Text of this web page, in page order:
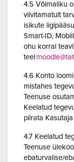
4.5 Võimaliku
viivitamatult
isikute
Smart-ID,
ohu korral
teel
4.6 Konto
mistahes
Teenuse
Keelatud
piirata
4.7 Keelatud
Teenuse
ebaturvalise/